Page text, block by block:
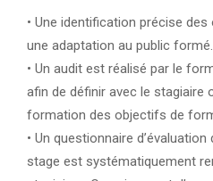
• Une identification précise
une adaptation au public formé.
• Un audit est réalisé par le
afin de définir avec le stagiaire
formation des objectifs de
• Un questionnaire
stage est systématiquement